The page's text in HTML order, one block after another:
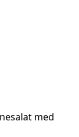
med